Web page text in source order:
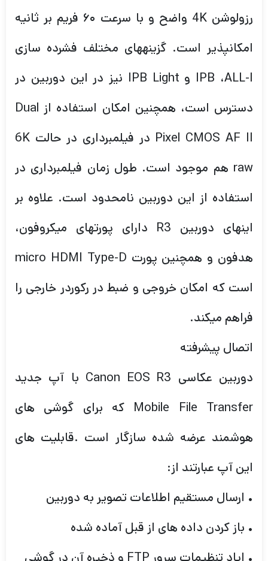
رزولوشن 4K واضح و با سرعت ۶۰ فریم بر ثانیه
امکانپذیر است. گزینههای مختلف فشرده سازی
IPB ،ALL-I و IPB Light نیز در این دوربین در
دسترس است، همچنین امکان استفاده از Dual
Pixel CMOS AF II در فیلمبرداری در حالت 6K
raw هم موجود است. طول زمان فیلمبرداری در
استفاده از این دوربین نامحدود است. علاوه بر
اینهای دوربین R3 دارای پورتهای میکروفون،
هدفون و همچنین پورت micro HDMI Type-D
است که امکان خروجی و ضبط در رکوردر خارجی را
فراهم میکند.
اتصال پیشرفته
دوربین عکاسی Canon EOS R3 با آپ جدید
Mobile File Transfer که برای گوشی های
هوشمند عرضه شده سازگار است .قابلیت های
این آپ عبارتند از:
• ارسال مستقیم اطلاعات تصویر به دوربین
• باز کردن داده های از قبل آماده شده